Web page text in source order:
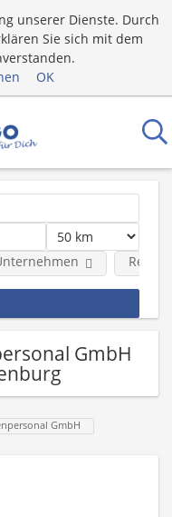
unserer Dienste. Durch
Sie sich mit dem
OK
Region
GmbH
GmbH